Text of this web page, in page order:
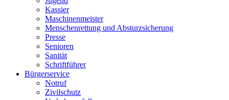
Kassier
Maschinenmeister
Menschenrettung und Absturzsicherung
Presse
Senioren
Sanität
Schriftführer
Bürgerservice
Notruf
Zivilschutz